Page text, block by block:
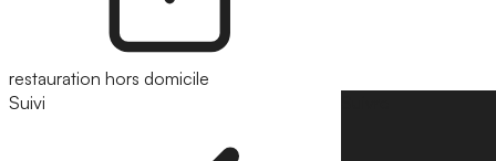
restauration hors domicile
Suivi